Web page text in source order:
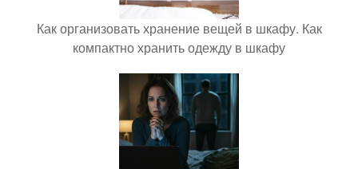
Как организовать хранение вещей в шкафу. Как
компактно хранить одежду в шкафу